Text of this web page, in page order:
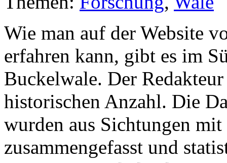
Wie man auf der Website
erfahren kann, gibt es im
Buckelwale. Der
historischen Anzahl. Die
wurden aus Sichtungen
zusammengefasst und